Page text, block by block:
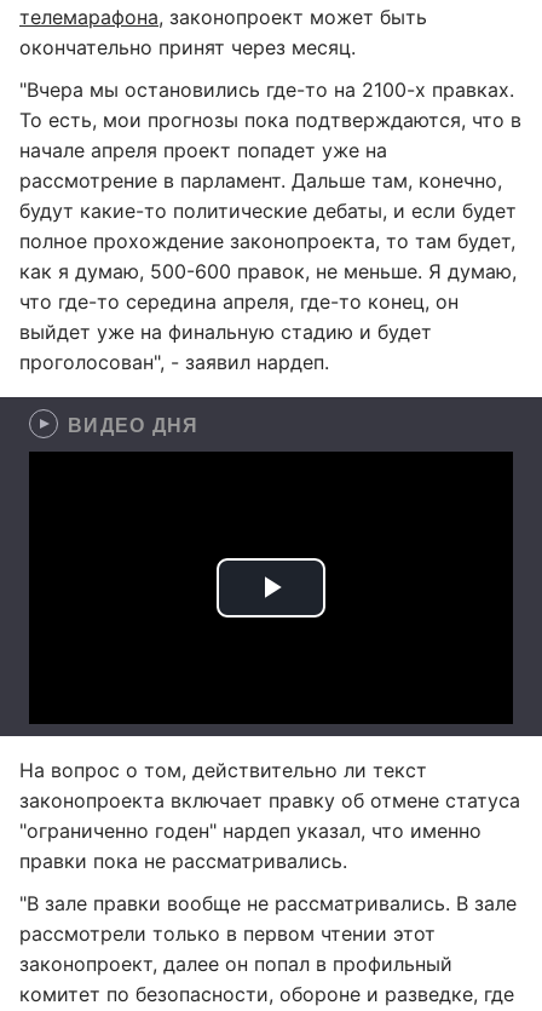
телемарафона, законопроект может быть
окончательно принят через месяц.
"Вчера мы остановились где-то на 2100-х правках.
То есть, мои прогнозы пока подтверждаются, что в
начале апреля проект попадет уже на
рассмотрение в парламент. Дальше там, конечно,
будут какие-то политические дебаты, и если будет
полное прохождение законопроекта, то там будет,
как я думаю, 500-600 правок, не меньше. Я думаю,
что где-то середина апреля, где-то конец, он
выйдет уже на финальную стадию и будет
проголосован", - заявил нардеп.
ВИДЕО ДНЯ
На вопрос о том, действительно ли текст
законопроекта включает правку об отмене статуса
"ограниченно годен" нардеп указал, что именно
правки пока не рассматривались.
"В зале правки вообще не рассматривались. В зале
рассмотрели только в первом чтении этот
законопроект, далее он попал в профильный
комитет по безопасности, обороне и разведке, где